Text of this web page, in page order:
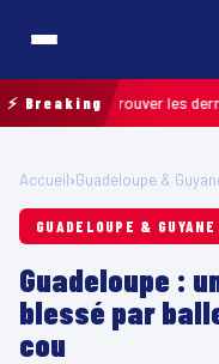
⚡ Breaking
pour retrouver les derniers
Accueil›Guadeloupe &
GUADELOUPE & GUYANE
Guadeloupe :
blessé par
cou